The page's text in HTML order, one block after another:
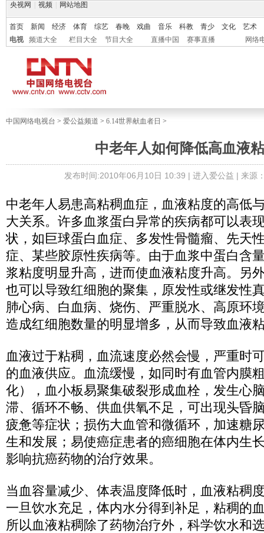
央视网 视频 网站地图
首页 新闻 经济 体育 综艺 春晚 戏曲 音乐 科教 青少 文化
艺术
电视
频道大全 栏目大全 节目大全 直播中国 赛事直播 网络
中国网络电视台 > 爱公益频道 > 6.14世界献血者日 >
中老年人如何降低高血液
发布时间:2010年06月10日 10:39 | 进入爱公益 | 来源
中老年人易患高粘稠血症，血液粘度的高低
大关系。许多血浆蛋白异常的疾病都可以表
状，如巨球蛋白血症、多发性骨髓瘤、先天
症、某些胶原性疾病等。由于血浆中蛋白含
浆粘度明显升高，进而使血液粘度升高。另
也可以导致红细胞的聚集，原发性或继发性
肺心病、白血病、烧伤、严重脱水、高原环
造成红细胞数量的明显增多，从而导致血液
血液过于粘稠，血流速度必然会慢，严重时
的血液供应。血流缓慢，如同时有血管内膜
化），血小板易聚集破裂形成血栓，发生心
滞、循环不畅、供血供氧不足，可出现头昏
疲惫等症状；损伤大血管和微循环，加速糖
生和发展；易使癌症患者的癌细胞在体内生
影响抗癌药物的治疗效果。
当血容量减少、体表温度降低时，血液粘稠
一旦饮水充足，体内水分得到补足，粘稠的
所以血液粘稠除了药物治疗外，科学饮水和